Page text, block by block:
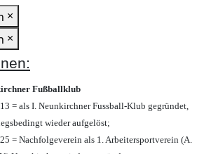
×
×
Fußballklub
= als I. Neunkirchner Fussball-Klub gegründet,
wieder aufgelöst;
= Nachfolgeverein als 1. Arbeitersportverein (A.